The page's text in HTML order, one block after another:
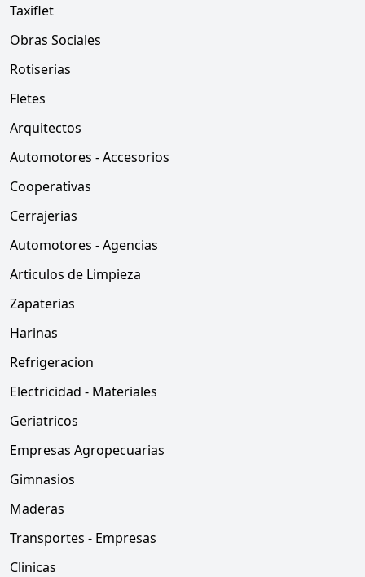
Taxiflet
Obras Sociales
Rotiserias
Fletes
Arquitectos
Automotores - Accesorios
Cooperativas
Cerrajerias
Automotores - Agencias
Articulos de Limpieza
Zapaterias
Harinas
Refrigeracion
Electricidad - Materiales
Geriatricos
Empresas Agropecuarias
Gimnasios
Maderas
Transportes - Empresas
Clinicas